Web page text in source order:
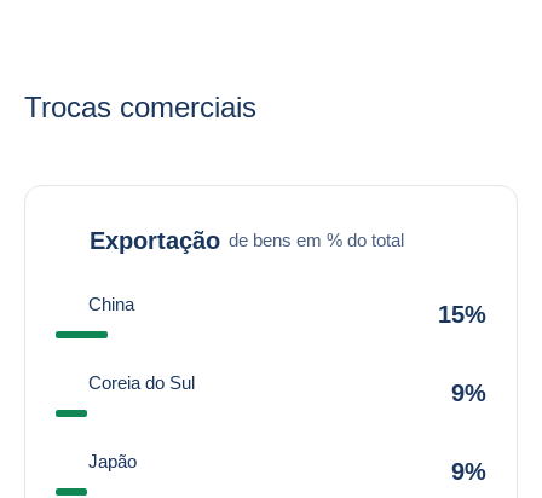
Trocas comerciais
Exportação de bens em % do total
China 15%
Coreia do Sul 9%
Japão 9%